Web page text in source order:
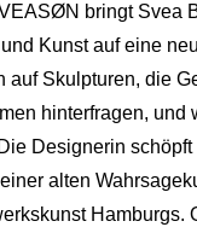
bringt Svea
Kunst auf eine
auf Skulpturen, die
hinterfragen, und
Designerin
alten
Hamburgs.